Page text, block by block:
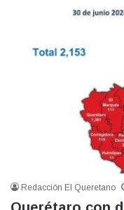
Redacción El Queretano
Querétaro con